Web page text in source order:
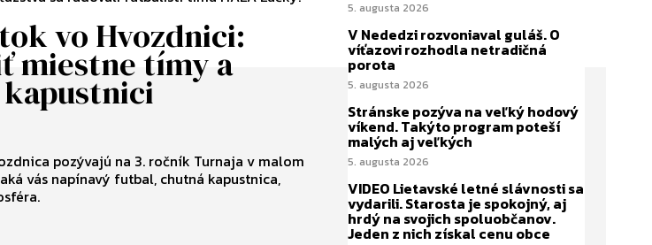
vo Hvozdnici:
miestne tímy a
pozývajú na 3. ročník Turnaja v malom
vás napínavý futbal, chutná kapustnica,
5. augusta 2026
V Nededzi rozvoniaval guláš. O
víťazovi rozhodla netradičná
porota
5. augusta 2026
Stránske pozýva na veľký hodový
víkend. Takýto program poteší
malých aj veľkých
5. augusta 2026
VIDEO Lietavské letné slávnosti sa
vydarili. Starosta je spokojný, aj
hrdý na svojich spoluobčanov.
Jeden z nich získal cenu obce